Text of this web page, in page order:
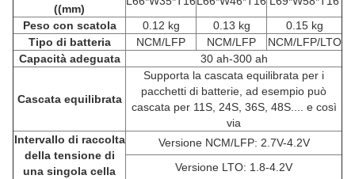
((mm)
Peso con scatola
0.12 kg 0.13 kg
0.15 kg
Tipo di batteria
NCM/LFP NCM/LFP
NCM/LFP/LTO
Capacità adeguata
30 ah-300 ah
Cascata equilibrata
Supporta la cascata equilibrata per i
pacchetti di batterie, ad esempio può
cascata per 11S, 24S, 36S, 48S.... e così
via
Intervallo di raccolta
della tensione di
una singola cella
Versione NCM/LFP: 2.7V-4.2V
Versione LTO: 1.8-4.2V